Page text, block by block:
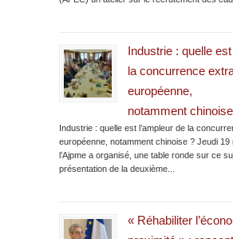
Industrie : quelle
la concurrence
européenne,
notamment
Industrie : quelle est l’ampleur de la
européenne, notamment chinoise ? Jeudi 19
l’Ajpme a organisé, une table ronde sur ce
présentation de la deuxième...
« Réhabiliter